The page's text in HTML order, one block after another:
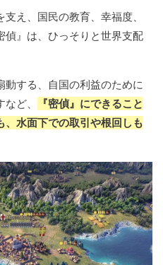
え、国民の教育、幸福度、
偵』は、ひっそりと世界支配
する、自国の利益のために
ど、
『密偵』にできること
、水面下での取引や根回しも